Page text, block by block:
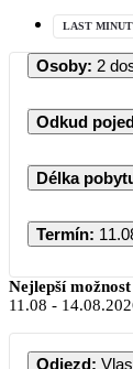
LAST
Osoby: 2
Odkud
Délka
Termín:
PO
Nejlepší
11.08 -
Odjezd: